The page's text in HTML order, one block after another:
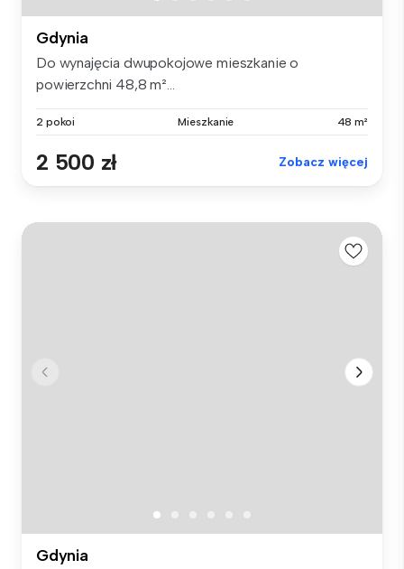
Gdynia
Do wynajęcia dwupokojowe mieszkanie o
powierzchni 48,8 m²...
2 pokoi Mieszkanie 48 m²
2 500 zł Zobacz więcej
Gdynia